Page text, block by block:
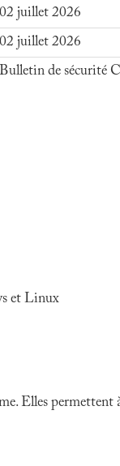
02 juillet 2026
02 juillet 2026
Bulletin de sécurité
et Linux
Elles